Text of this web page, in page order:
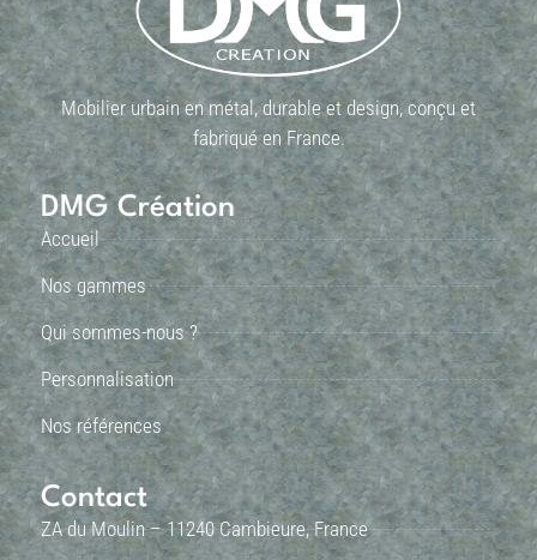
Mobilier urbain en métal, durable et design, conçu et
fabriqué en France.
DMG Création
Accueil
Nos gammes
Qui sommes-nous ?
Personnalisation
Nos références
Contact
ZA du Moulin – 11240 Cambieure, France